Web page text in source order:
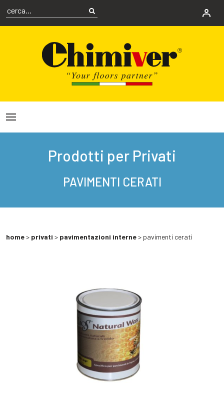
Prodotti per Privati
PAVIMENTI CERATI
home> privati > pavimentazioni interne> pavimenti cerati